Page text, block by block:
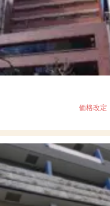
価格改定